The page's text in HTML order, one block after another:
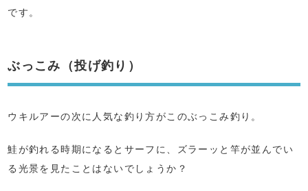
です。
ぶっこみ（投げ釣り）
ウキルアーの次に人気な釣り方がこのぶっこみ釣り。
鮭が釣れる時期になるとサーフに、ズラーッと竿が並んでい
る光景を見たことはないでしょうか？